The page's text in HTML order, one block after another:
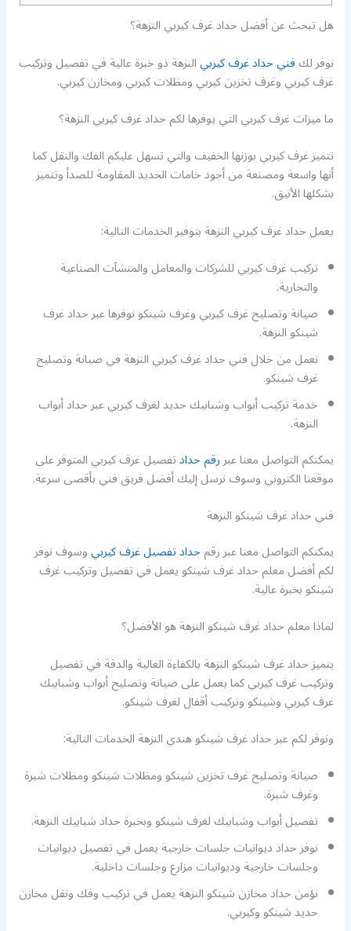
هل تبحث عن أفضل حداد غرف كيربي النزهة؟
نوفر لكفني حداد غرف كيربيالنزهة ذو خبرة عالية في تفصيل وتركيب
غرف كيربي وغرف تخزين كيربي ومظلات كيربي ومخازن كيربي.
ما ميزات غرف كيربي التي يوفرها لكم حداد غرف كيربي النزهة؟
تتميز غرف كيربي بوزنها الخفيف والتي تسهل عليكم الفك والنقل كما
أنها واسعة ومصنعة من أجود خامات الحديد المقاومة للصدأ وتتميز
بشكلها الأنيق.
يعمل حداد غرف كيربي النزهة بتوفير الخدمات التالية:
تركيب غرف كيربي للشركات والمعامل والمنشآت الصناعية
والتجارية.
صيانة وتصليح غرف كيربي وغرف شينكو نوفرها عبر حداد غرف
شينكو النزهة.
نعمل من خلال فني حداد غرف كيربي النزهة في صيانة وتصليح
غرف شينكو.
خدمة تركيب أبواب وشبابيك حديد لغرف كيربي عبر حداد أبواب
النزهة.
يمكنكم التواصل معنا عبررقم حدادتفصيل غرف كيربي المتوفر على
موقعنا الكتروني وسوف نرسل إليك أفضل فريق فني بأقصى سرعة.
فني حداد غرف شينكو النزهة
يمكنكم التواصل معنا عبر رقمحداد تفصيل غرف كيربيوسوف نوفر
لكم أفضل معلم حداد غرف شينكو يعمل في تفصيل وتركيب غرف
شينكو بخبرة عالية.
لماذا معلم حداد غرف شينكو النزهة هو الأفضل؟
يتميز حداد غرف شينكو النزهة بالكفاءة العالية والدقة في تفصيل
وتركيب غرف كيربي كما يعمل على صيانة وتصليح أبواب وشبابيك
غرف كيربي وشينكو وتركيب أقفال لغرف شينكو.
ونوفر لكم عبر حداد غرف شينكو هندي النزهة الخدمات التالية:
صيانة وتصليح غرف تخزين شينكو ومظلات شينكو ومظلات شبرة
وغرف شبرة.
تفصيل أبواب وشبابيك لغرف شينكو وبخبرة حداد شبابيك النزهة.
نوفر حداد ديوانيات جلسات خارجية يعمل في تفصيل ديوانيات
وجلسات خارجية وديوانيات مزارع وجلسات داخلية.
نؤمن حداد مخازن شينكو النزهة يعمل في تركيب وفك ونقل مخازن
حديد شينكو وكيربي.